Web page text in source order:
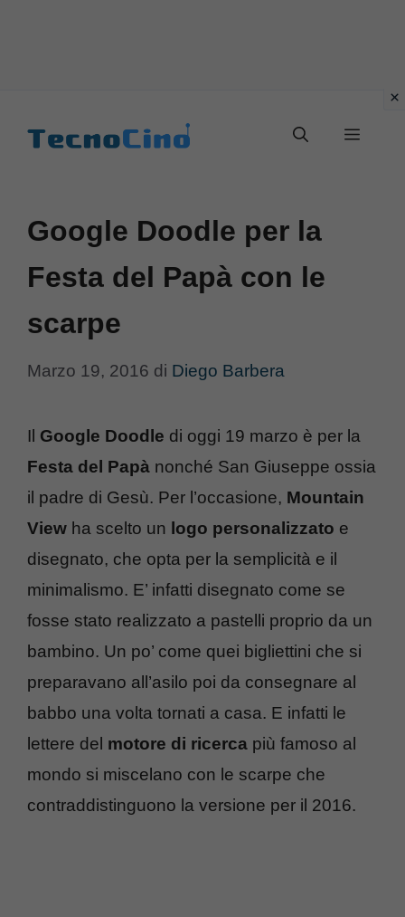
Menu
Google Doodle per la
Festa del Papà con le
scarpe
Marzo 19, 2016 di Diego Barbera
Il Google Doodle di oggi 19 marzo è per la
Festa del Papà nonché San Giuseppe ossia
il padre di Gesù. Per l’occasione, Mountain
View ha scelto un logo personalizzato e
disegnato, che opta per la semplicità e il
minimalismo. E’ infatti disegnato come se
fosse stato realizzato a pastelli proprio da un
bambino. Un po’ come quei bigliettini che si
preparavano all’asilo poi da consegnare al
babbo una volta tornati a casa. E infatti le
lettere del motore di ricerca più famoso al
mondo si miscelano con le scarpe che
contraddistinguono la versione per il 2016.